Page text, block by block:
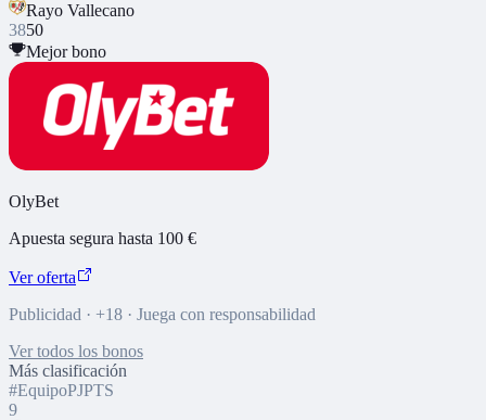
Rayo Vallecano
3850
Mejor bono
OlyBet
Apuesta segura hasta 100 €
Ver oferta
Publicidad · +18 · Juega con responsabilidad
Ver todos los bonos
Más clasificación
#EquipoPJPTS
9